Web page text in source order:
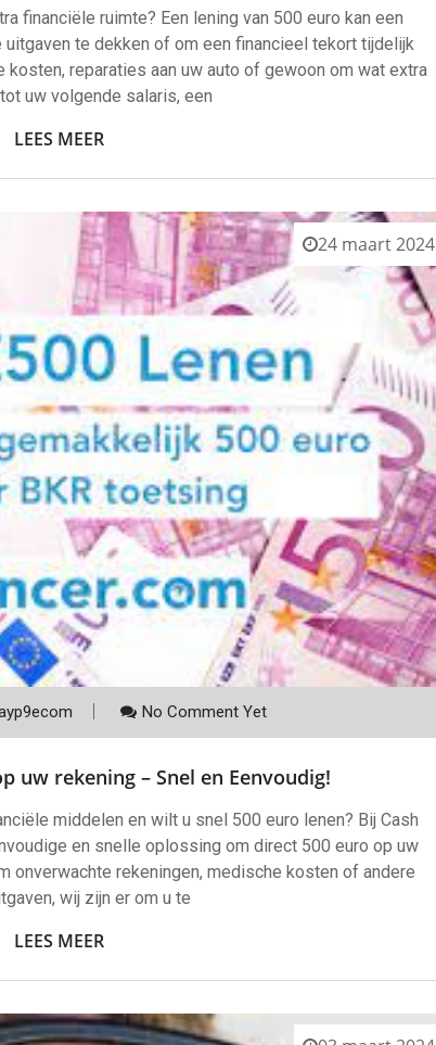
financiële ruimte? Een lening van 500 euro kan een
te dekken of om een financieel tekort tijdelijk
kosten, reparaties aan uw auto of gewoon om wat extra
uw volgende salaris, een
LEES MEER
24 maart 2024
No Comment Yet
uw rekening – Snel en Eenvoudig!
middelen en wilt u snel 500 euro lenen? Bij Cash
en snelle oplossing om direct 500 euro op uw
onverwachte rekeningen, medische kosten of andere
wij zijn er om u te
LEES MEER